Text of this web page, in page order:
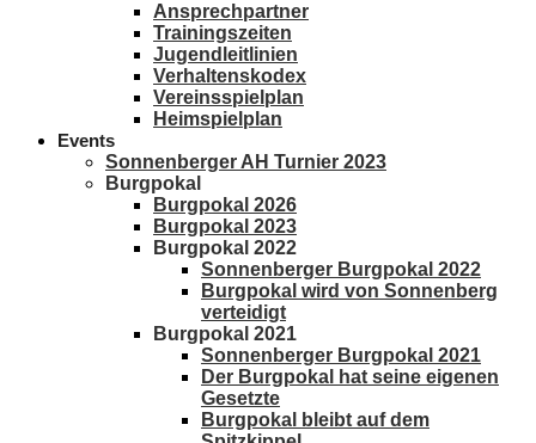
Ansprechpartner
Trainingszeiten
Jugendleitlinien
Verhaltenskodex
Vereinsspielplan
Heimspielplan
Events
Sonnenberger AH Turnier 2023
Burgpokal
Burgpokal 2026
Burgpokal 2023
Burgpokal 2022
Sonnenberger Burgpokal 2022
Burgpokal wird von Sonnenberg
verteidigt
Burgpokal 2021
Sonnenberger Burgpokal 2021
Der Burgpokal hat seine eigenen
Gesetzte
Burgpokal bleibt auf dem